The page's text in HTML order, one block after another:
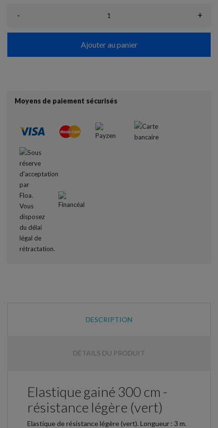
- +
Ajouter au panier
Moyens de paiement sécurisés
DESCRIPTION
DÉTAILS DU PRODUIT
Elastique gainé 300 cm -
résistance légère (vert)
Elastique de résistance légère (vert). Longueur : 3 m.